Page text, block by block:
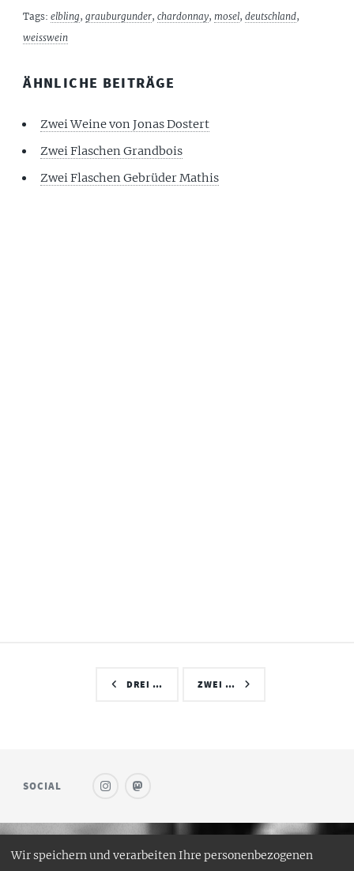
Tags:elbling,grauburgunder,chardonnay,mosel,deutschland,
weisswein
ÄHNLICHE BEITRÄGE
Zwei Weine von Jonas Dostert
Zwei Flaschen Grandbois
Zwei Flaschen Gebrüder Mathis
DREI … ZWEI …
SOCIAL
Wir speichern und verarbeiten Ihre personenbezogenen